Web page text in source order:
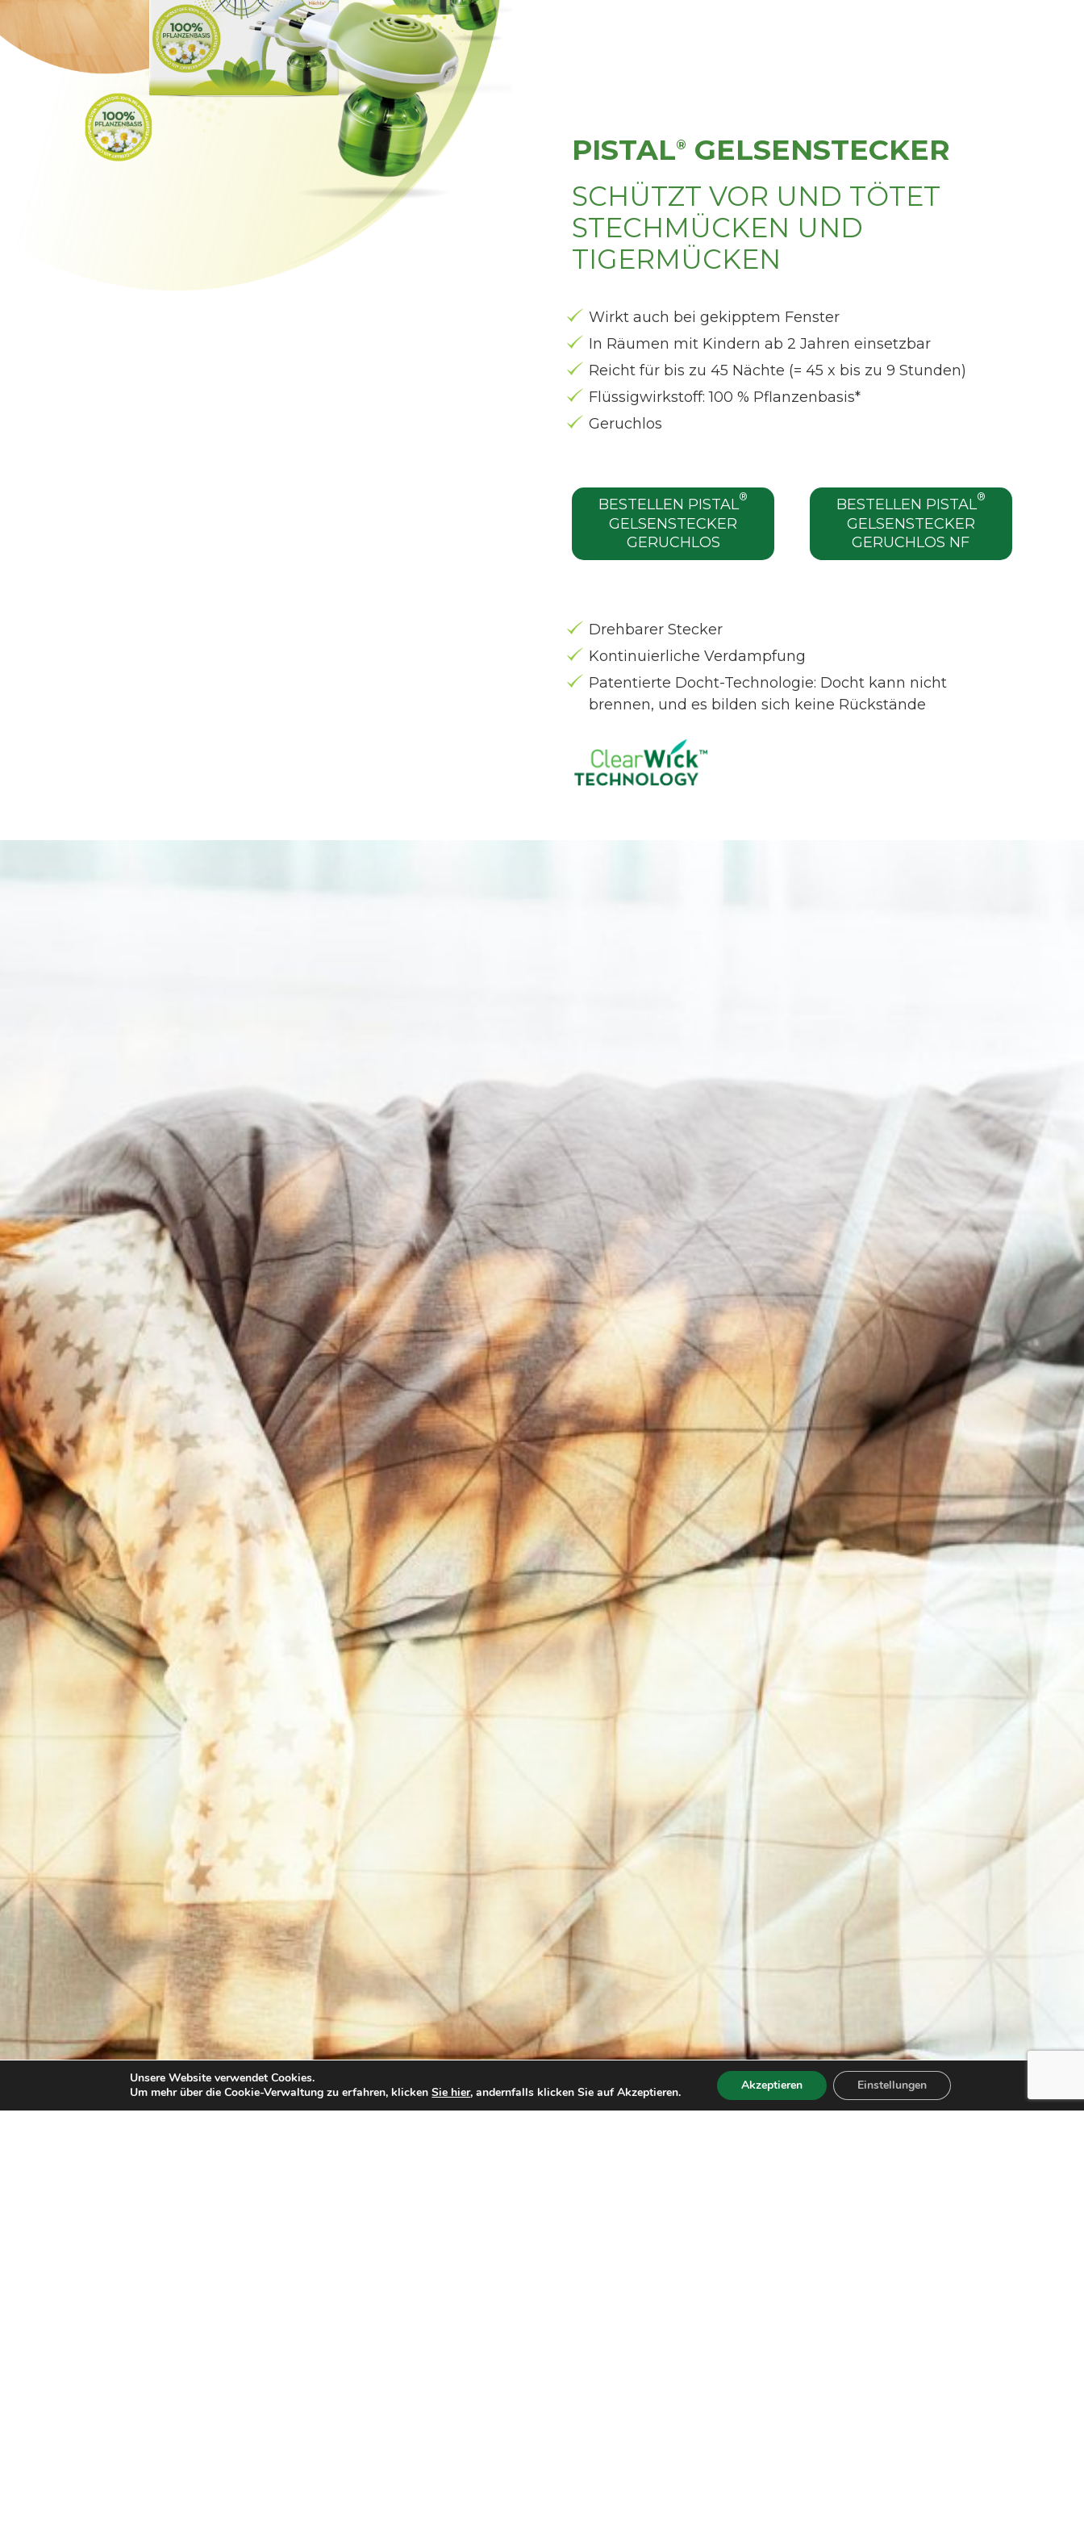
PISTAL® GELSENSTECKER
SCHÜTZT VOR UND TÖTET
STECHMÜCKEN UND
TIGERMÜCKEN
Wirkt auch bei gekipptem Fenster
In Räumen mit Kindern ab 2 Jahren einsetzbar
Reicht für bis zu 45 Nächte (= 45 x bis zu 9 Stunden)
Flüssigwirkstoff: 100 % Pflanzenbasis*
Geruchlos
BESTELLEN PISTAL®
GELSENSTECKER
GERUCHLOS
BESTELLEN PISTAL®
GELSENSTECKER
GERUCHLOS NF
Drehbarer Stecker
Kontinuierliche Verdampfung
Patentierte Docht-Technologie: Docht kann nicht
brennen, und es bilden sich keine Rückstände
Unsere Website verwendet Cookies.
Um mehr über die Cookie-Verwaltung zu erfahren, klickenSie hier, andernfalls klicken Sie auf Akzeptieren. Akzeptieren Einstellungen